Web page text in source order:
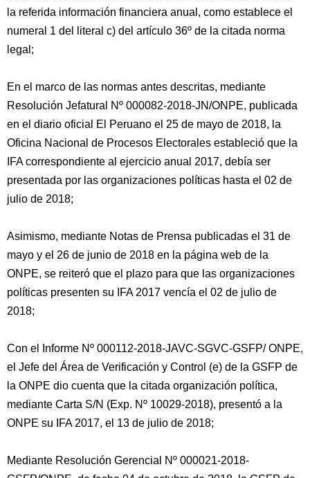
la referida información financiera anual, como establece el
numeral 1 del literal c) del artículo 36º de la citada norma
legal;
En el marco de las normas antes descritas, mediante
Resolución Jefatural Nº 000082-2018-JN/ONPE, publicada
en el diario oficial El Peruano el 25 de mayo de 2018, la
Oficina Nacional de Procesos Electorales estableció que la
IFA correspondiente al ejercicio anual 2017, debía ser
presentada por las organizaciones políticas hasta el 02 de
julio de 2018;
Asimismo, mediante Notas de Prensa publicadas el 31 de
mayo y el 26 de junio de 2018 en la página web de la
ONPE, se reiteró que el plazo para que las organizaciones
políticas presenten su IFA 2017 vencía el 02 de julio de
2018;
Con el Informe Nº 000112-2018-JAVC-SGVC-GSFP/ ONPE,
el Jefe del Área de Verificación y Control (e) de la GSFP de
la ONPE dio cuenta que la citada organización política,
mediante Carta S/N (Exp. Nº 10029-2018), presentó a la
ONPE su IFA 2017, el 13 de julio de 2018;
Mediante Resolución Gerencial Nº 000021-2018-